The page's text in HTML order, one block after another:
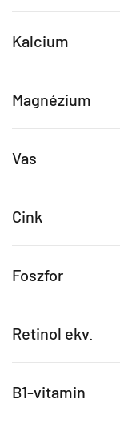
Kalcium
Magnézium
Vas
Cink
Foszfor
Retinol ekv.
B1-vitamin